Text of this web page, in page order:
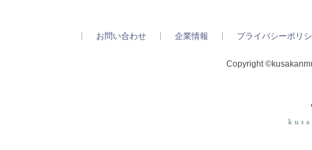
お問い合わせ 企業情報 プライバシーポリ
Copyright